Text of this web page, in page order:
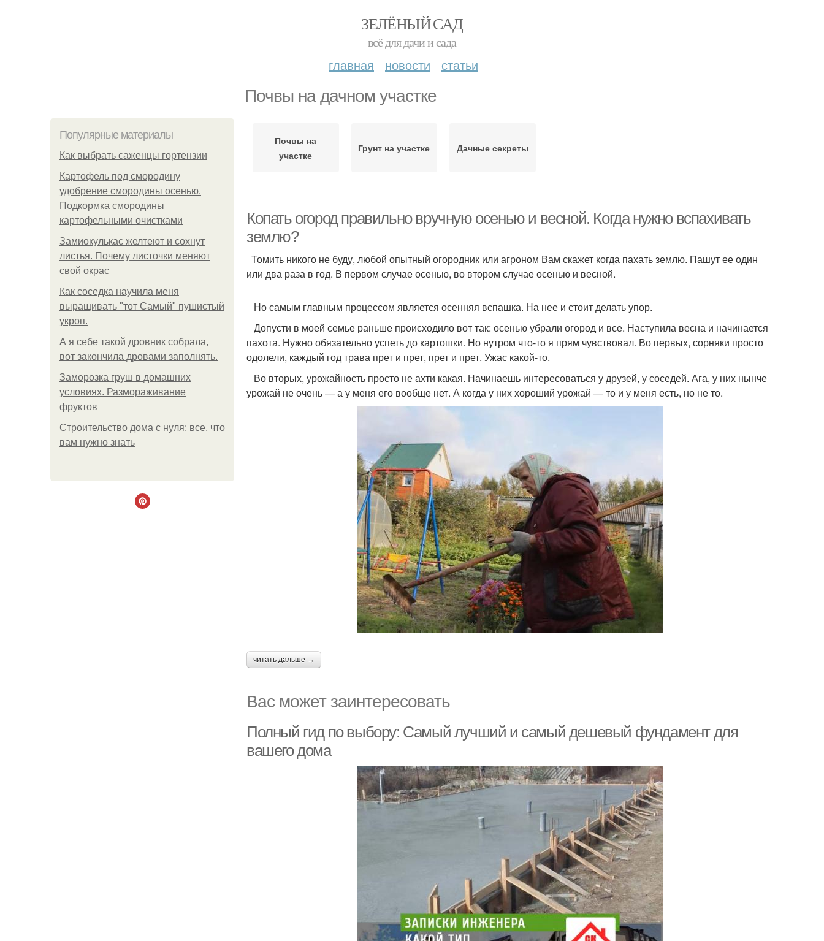
ЗЕЛЁНЫЙ САД
всё для дачи и сада
главная новости статьи
Почвы на дачном участке
Популярные материалы
Как выбрать саженцы гортензии
Картофель под смородину
удобрение смородины осенью.
Подкормка смородины
картофельными очистками
Замиокулькас желтеют и сохнут
листья. Почему листочки меняют
свой окрас
Как соседка научила меня
выращивать "тот Самый" пушистый
укроп.
А я себе такой дровник собрала,
вот закончила дровами заполнять.
Заморозка груш в домашних
условиях. Размораживание
фруктов
Строительство дома с нуля: все, что
вам нужно знать
Почвы на
участке
Грунт на участке Дачные секреты
Копать огород правильно вручную осенью и весной. Когда нужно вспахивать
землю?
Томить никого не буду, любой опытный огородник или агроном Вам скажет когда пахать землю. Пашут ее один
или два раза в год. В первом случае осенью, во втором случае осенью и весной.
Но самым главным процессом является осенняя вспашка. На нее и стоит делать упор.
Допусти в моей семье раньше происходило вот так: осенью убрали огород и все. Наступила весна и начинается
пахота. Нужно обязательно успеть до картошки. Но нутром что-то я прям чувствовал. Во первых, сорняки просто
одолели, каждый год трава прет и прет, прет и прет. Ужас какой-то.
Во вторых, урожайность просто не ахти какая. Начинаешь интересоваться у друзей, у соседей. Ага, у них нынче
урожай не очень — а у меня его вообще нет. А когда у них хороший урожай — то и у меня есть, но не то.
читать дальше →
Вас может заинтересовать
Полный гид по выбору: Самый лучший и самый дешевый фундамент для
вашего дома